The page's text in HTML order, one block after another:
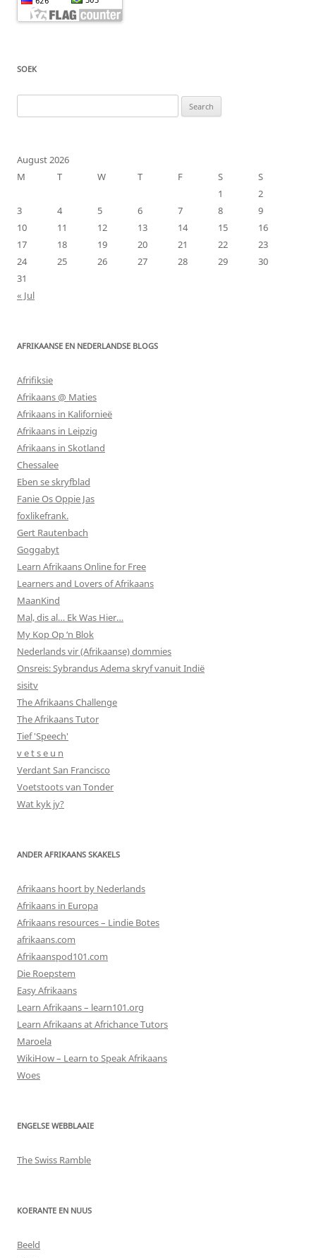
SOEK
for:
August 2026
M
T W T F S
S
1
2
3
4 5 6 7 8
9
10
11 12 13 14 15
16
17
18 19 20 21 22
23
24
25 26 27 28 29
30
31
« Jul
AFRIKAANSE EN NEDERLANDSE BLOGS
Afrifiksie
Afrikaans @ Maties
Afrikaans in Kalifornieë
Afrikaans in Leipzig
Afrikaans in Skotland
Chessalee
Eben se skryfblad
Fanie Os Oppie Jas
foxlikefrank.
Gert Rautenbach
Goggabyt
Learn Afrikaans Online for Free
Learners and Lovers of Afrikaans
MaanKind
Mal, dis al… Ek Was Hier…
My Kop Op ‘n Blok
Nederlands vir (Afrikaanse) dommies
Onsreis: Sybrandus Adema skryf vanuit Indië
sisitv
The Afrikaans Challenge
The Afrikaans Tutor
Tief 'Speech'
v e t s e u n
Verdant San Francisco
Voetstoots van Tonder
Wat kyk jy?
ANDER AFRIKAANS SKAKELS
Afrikaans hoort by Nederlands
Afrikaans in Europa
Afrikaans resources – Lindie Botes
afrikaans.com
Afrikaanspod101.com
Die Roepstem
Easy Afrikaans
Learn Afrikaans – learn101.org
Learn Afrikaans at Africhance Tutors
Maroela
WikiHow – Learn to Speak Afrikaans
Woes
ENGELSE WEBBLAAIE
The Swiss Ramble
KOERANTE EN NUUS
Beeld